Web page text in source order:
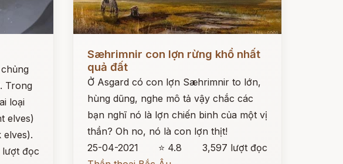
Trong
loại
elves)
elves).
đọc
Sæhrimnir con lợn rừng khổ nhất
quả đất
Ở Asgard có con lợn Sæhrimnir to lớn,
hùng dũng, nghe mô tả vậy chắc các
bạn nghĩ nó là lợn chiến binh của một vị
thần? Oh no, nó là con lợn thịt!
25-04-2021
⭐ 4.8
3,597 lượt đọc